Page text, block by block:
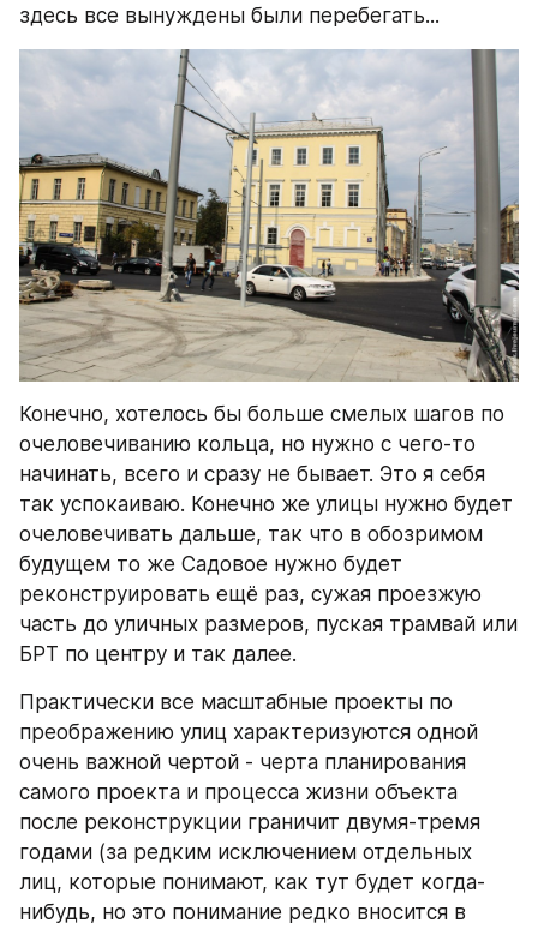
здесь все вынуждены были перебегать...
Конечно, хотелось бы больше смелых шагов по
очеловечиванию кольца, но нужно с чего-то
начинать, всего и сразу не бывает. Это я себя
так успокаиваю. Конечно же улицы нужно будет
очеловечивать дальше, так что в обозримом
будущем то же Садовое нужно будет
реконструировать ещё раз, сужая проезжую
часть до уличных размеров, пуская трамвай или
БРТ по центру и так далее.
Практически все масштабные проекты по
преображению улиц характеризуются одной
очень важной чертой - черта планирования
самого проекта и процесса жизни объекта
после реконструкции граничит двумя-тремя
годами (за редким исключением отдельных
лиц, которые понимают, как тут будет когда-
нибудь, но это понимание редко вносится в